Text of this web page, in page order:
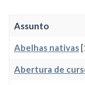
Assunto
Abelhas nativas
Abertura de